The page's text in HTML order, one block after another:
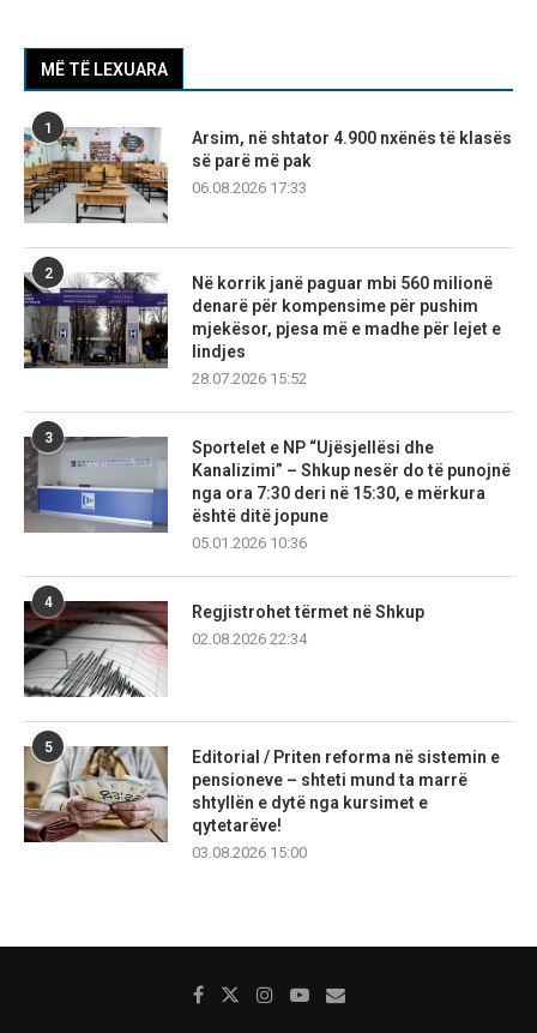
MË TË LEXUARA
1
Arsim, në shtator 4.900 nxënës të klasës
së parë më pak
06.08.2026 17:33
2
Në korrik janë paguar mbi 560 milionë
denarë për kompensime për pushim
mjekësor, pjesa më e madhe për lejet e
lindjes
28.07.2026 15:52
3
Sportelet e NP “Ujësjellësi dhe
Kanalizimi” – Shkup nesër do të punojnë
nga ora 7:30 deri në 15:30, e mërkura
është ditë jopune
05.01.2026 10:36
4
Regjistrohet tërmet në Shkup
02.08.2026 22:34
5
Editorial / Priten reforma në sistemin e
pensioneve – shteti mund ta marrë
shtyllën e dytë nga kursimet e
qytetarëve!
03.08.2026 15:00